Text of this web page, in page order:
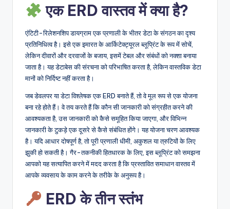
g
h
एक ERD वास्तव में क्या है?
एंटिटी-रिलेशनशिप डायग्राम एक प्रणाली के भीतर डेटा के संगठन का दृश्य
प्रतिनिधित्व है। इसे एक इमारत के आर्किटेक्ट्यूरल ब्लूप्रिंट के रूप में सोचें,
लेकिन दीवारों और दरवाजों के बजाय, इसमें टेबल और संबंधों को नक्शा बनाया
जाता है। यह डेटाबेस की संरचना को परिभाषित करता है, लेकिन वास्तविक डेटा
मानों को निर्दिष्ट नहीं करता है।
जब डेवलपर या डेटा विश्लेषक एक ERD बनाते हैं, तो वे मूल रूप से एक योजना
बना रहे होते हैं। वे तय करते हैं कि कौन सी जानकारी को संग्रहीत करने की
आवश्यकता है, उस जानकारी को कैसे समूहित किया जाएगा, और विभिन्न
जानकारी के टुकड़े एक दूसरे से कैसे संबंधित होंगे। यह योजना चरण आवश्यक
है। यदि आधार दोषपूर्ण है, तो पूरी प्रणाली धीमी, अकुशल या त्रुटियों के लिए
झुकी हो सकती है। गैर-तकनीकी हितधारक के लिए, इस ब्लूप्रिंट को समझना
आपको यह सत्यापित करने में मदद करता है कि प्रस्तावित समाधान वास्तव में
आपके व्यवसाय के काम करने के तरीके के अनुरूप है।
ERD के तीन स्तंभ